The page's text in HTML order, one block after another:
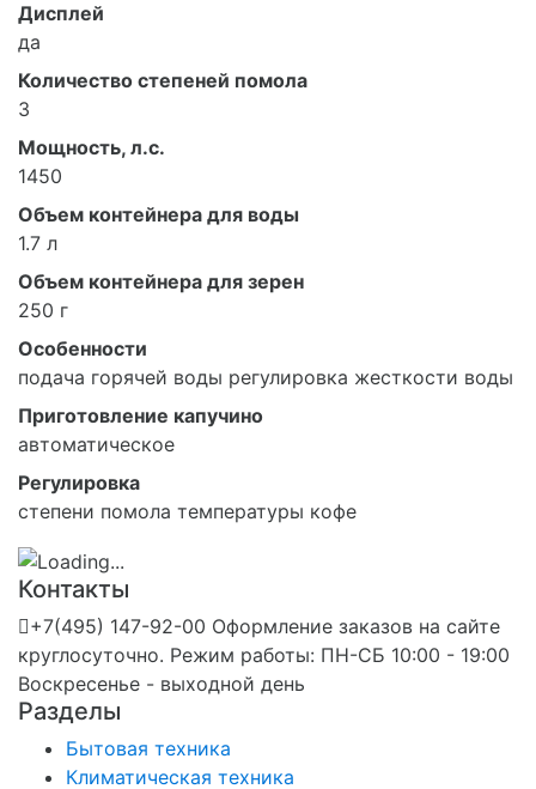
Дисплей
да
Количество степеней помола
3
Мощность, л.с.
1450
Объем контейнера для воды
1.7 л
Объем контейнера для зерен
250 г
Особенности
подача горячей воды регулировка жесткости воды
Приготовление капучино
автоматическое
Регулировка
степени помола температуры кофе
Контакты
+7(495) 147-92-00 Оформление заказов на сайте
круглосуточно. Режим работы: ПН-СБ 10:00 - 19:00
Воскресенье - выходной день
Разделы
Бытовая техника
Климатическая техника